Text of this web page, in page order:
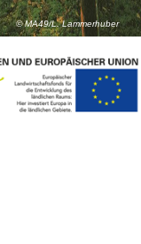
© MA49/L. Lammerhuber